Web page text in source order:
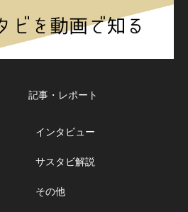
記事・レポート
インタビュー
サスタビ解説
その他